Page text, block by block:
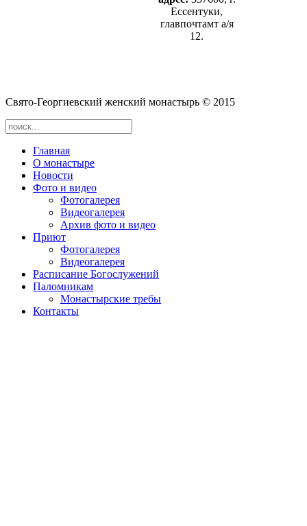
Ессентуки,
главпочтамт а/я
12.
Cвято-­Георгиевский женский монастырь © 2015
Главная
О монастыре
Новости
Фото и видео
Фотогалерея
Видеогалерея
Архив фото и видео
Приют
Фотогалерея
Видеогалерея
Расписание Богослужений
Паломникам
Монастырские требы
Контакты